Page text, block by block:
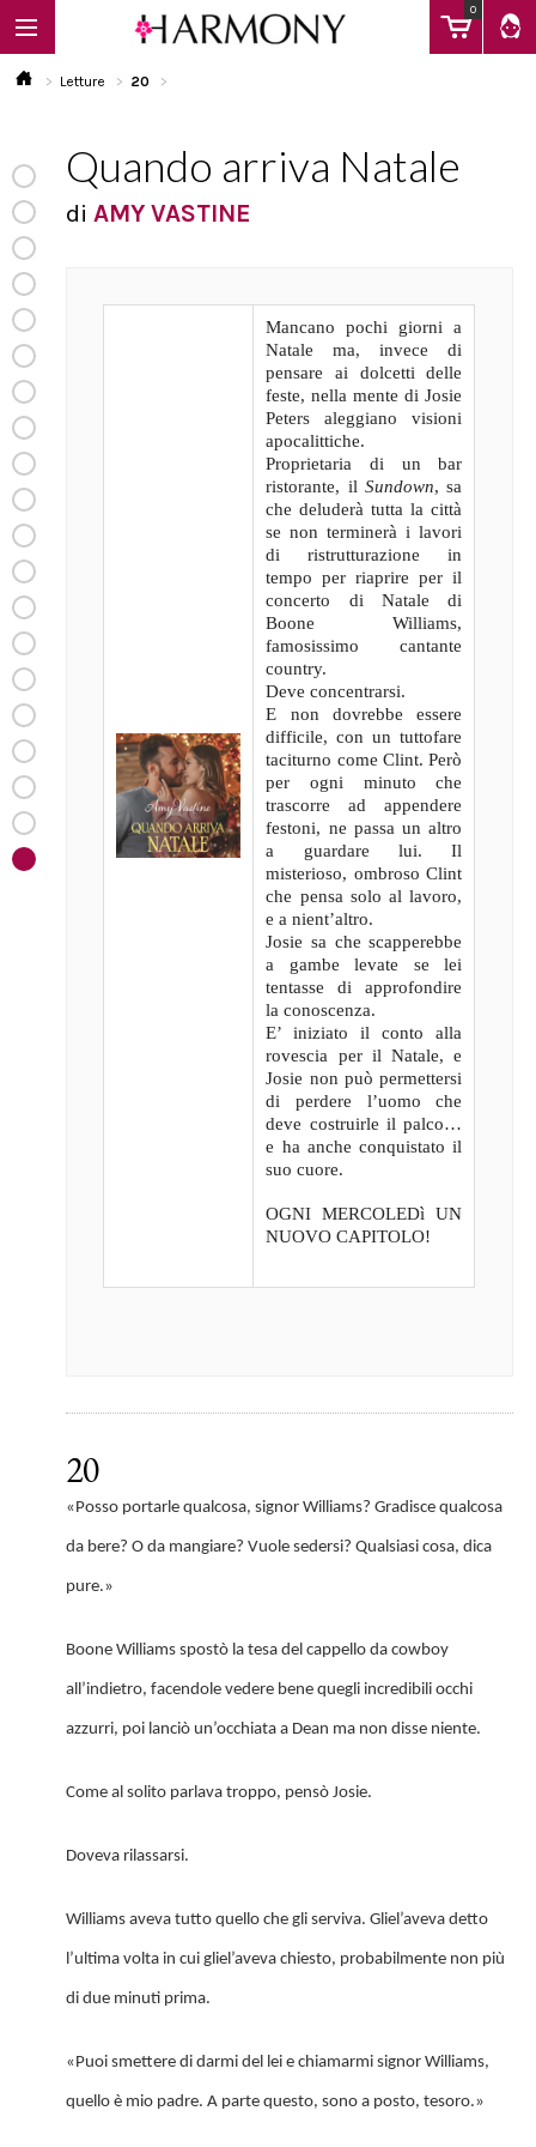
0
EBOOK
LIBRI
Calendario
FAQ
Letture 20
Quando arriva Natale
diAMY VASTINE
Mancano pochi giorni a
Natale ma, invece di
pensare ai dolcetti delle
feste, nella mente di Josie
Peters aleggiano visioni
apocalittiche.
Proprietaria di un bar
ristorante, il Sundown, sa
che deluderà tutta la città
se non terminerà i lavori
di ristrutturazione in
tempo per riaprire per il
concerto di Natale di
Boone Williams,
famosissimo cantante
country.
Deve concentrarsi.
E non dovrebbe essere
difficile, con un tuttofare
taciturno come Clint. Però
per ogni minuto che
trascorre ad appendere
festoni, ne passa un altro
a guardare lui. Il
misterioso, ombroso Clint
che pensa solo al lavoro,
e a nient’altro.
Josie sa che scapperebbe
a gambe levate se lei
tentasse di approfondire
la conoscenza.
E’ iniziato il conto alla
rovescia per il Natale, e
Josie non può permettersi
di perdere l’uomo che
deve costruirle il palco…
e ha anche conquistato il
suo cuore.
OGNI MERCOLEDì UN
NUOVO CAPITOLO!
20
«Posso portarle qualcosa, signor Williams? Gradisce qualcosa
da bere? O da mangiare? Vuole sedersi? Qualsiasi cosa, dica
pure.»
Boone Williams spostò la tesa del cappello da cowboy
all’indietro, facendole vedere bene quegli incredibili occhi
azzurri, poi lanciò un’occhiata a Dean ma non disse niente.
Come al solito parlava troppo, pensò Josie.
Doveva rilassarsi.
Williams aveva tutto quello che gli serviva. Gliel’aveva detto
l’ultima volta in cui gliel’aveva chiesto, probabilmente non più
di due minuti prima.
«Puoi smettere di darmi del lei e chiamarmi signor Williams,
quello è mio padre. A parte questo, sono a posto, tesoro.»